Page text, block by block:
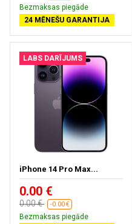
Bezmaksas piegāde
24 MĒNEŠU GARANTIJA
LABS DARĪJUMS
iPhone 14 Pro Max...
0.00 €
0.00 € -0.00 €
Bezmaksas piegāde